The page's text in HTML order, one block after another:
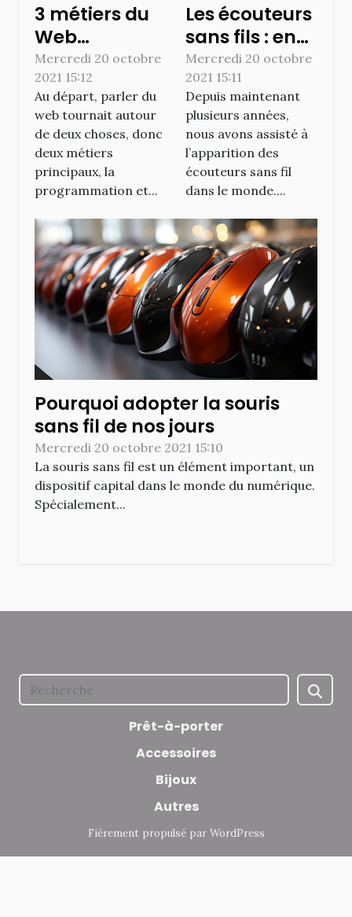
3 métiers du
Web
accessible à
tous
Mercredi 20 octobre
2021 15:12
Au départ, parler du
web tournait autour
de deux choses, donc
deux métiers
principaux, la
programmation et...
Les écouteurs
sans fils : en
savoir plus
Mercredi 20 octobre
2021 15:11
Depuis maintenant
plusieurs années,
nous avons assisté à
l’apparition des
écouteurs sans fil
dans le monde....
Pourquoi adopter la souris
sans fil de nos jours
Mercredi 20 octobre 2021 15:10
La souris sans fil est un élément important, un
dispositif capital dans le monde du numérique.
Spécialement...
Prêt-à-porter
Accessoires
Bijoux
Autres
Fièrement propulsé par WordPress